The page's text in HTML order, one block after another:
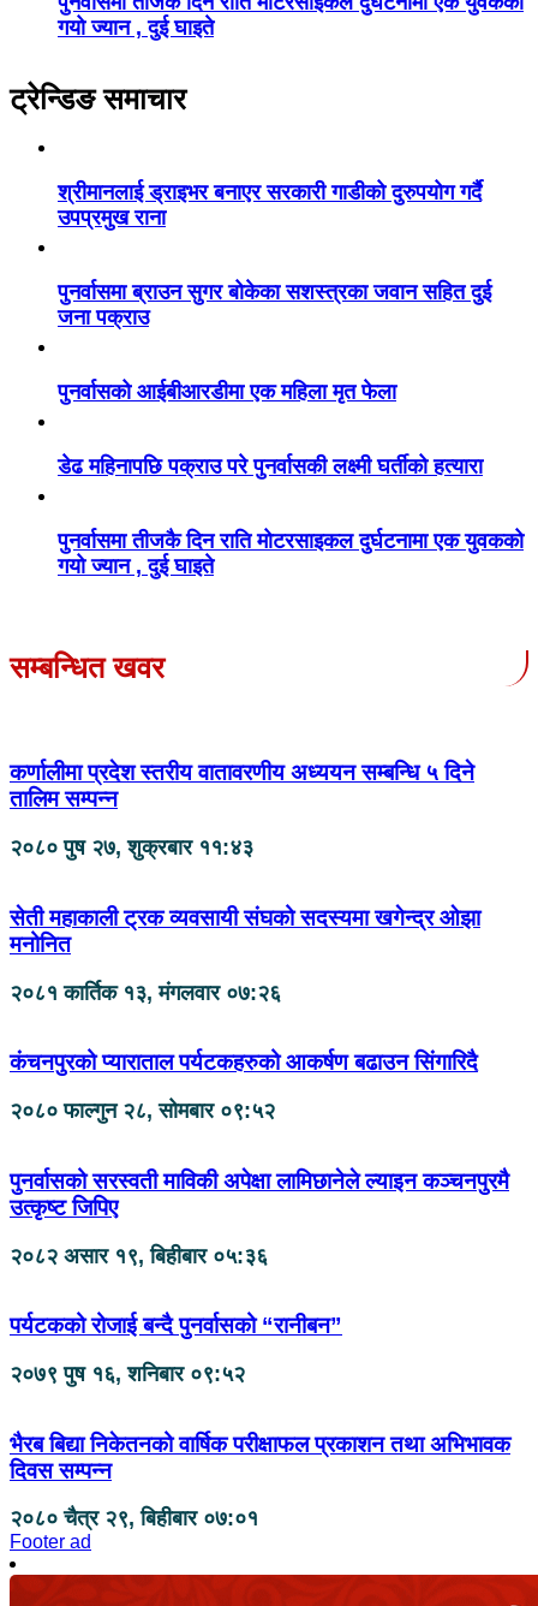
गयो ज्यान , दुई घाइते
ट्रेन्डिङ समाचार
श्रीमानलाई ड्राइभर बनाएर सरकारी गाडीको दुरुपयोग गर्दै
उपप्रमुख राना
पुनर्वासमा ब्राउन सुगर बोकेका सशस्त्रका जवान सहित दुई
जना पक्राउ
पुनर्वासको आईबीआरडीमा एक महिला मृत फेला
डेढ महिनापछि पक्राउ परे पुनर्वासकी लक्ष्मी घर्तीको हत्यारा
पुनर्वासमा तीजकै दिन राति मोटरसाइकल दुर्घटनामा एक युवकको
गयो ज्यान , दुई घाइते
सम्बन्धित खवर
कर्णालीमा प्रदेश स्तरीय वातावरणीय अध्ययन सम्बन्धि ५ दिने
तालिम सम्पन्न
२०८० पुष २७, शुक्रबार ११:४३
सेती महाकाली ट्रक व्यवसायी संघको सदस्यमा खगेन्द्र ओझा
मनोनित
२०८१ कार्तिक १३, मंगलवार ०७:२६
कंचनपुरको प्याराताल पर्यटकहरुको आकर्षण बढाउन सिंगारिदै
२०८० फाल्गुन २८, सोमबार ०९:५२
पुनर्वासको सरस्वती माविकी अपेक्षा लामिछानेले ल्याइन कञ्चनपुरमै
उत्कृष्ट जिपिए
२०८२ असार १९, बिहीबार ०५:३६
पर्यटकको रोजाई बन्दै पुनर्वासको “रानीबन”
२०७९ पुष १६, शनिबार ०९:५२
भैरब बिद्या निकेतनको वार्षिक परीक्षाफल प्रकाशन तथा अभिभावक
दिवस सम्पन्न
२०८० चैत्र २९, बिहीबार ०७:०१
Footer ad